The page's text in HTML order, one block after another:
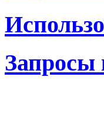
Запросы